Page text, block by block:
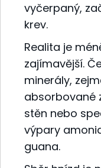
vyčerpaný,
krev.
Realita je
zajímavější.
minerály,
absorbované
stěn nebo
výpary
guana.